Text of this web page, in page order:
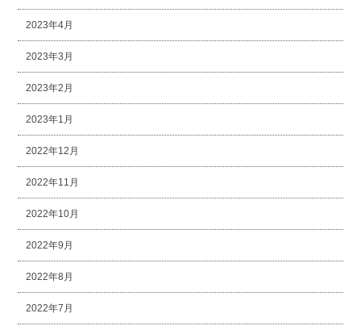
2023年4月
2023年3月
2023年2月
2023年1月
2022年12月
2022年11月
2022年10月
2022年9月
2022年8月
2022年7月